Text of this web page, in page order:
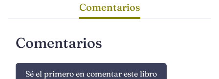
Comentarios
Comentarios
Sé el primero en comentar este libro